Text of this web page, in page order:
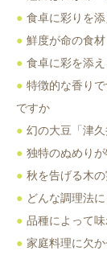
食卓に彩りを
鮮度が命の食
食卓に彩を添
特徴的な香り
ですか
幻の大豆「津
独特のぬめり
秋を告げる木
どんな調理法
品種によって
家庭料理に欠